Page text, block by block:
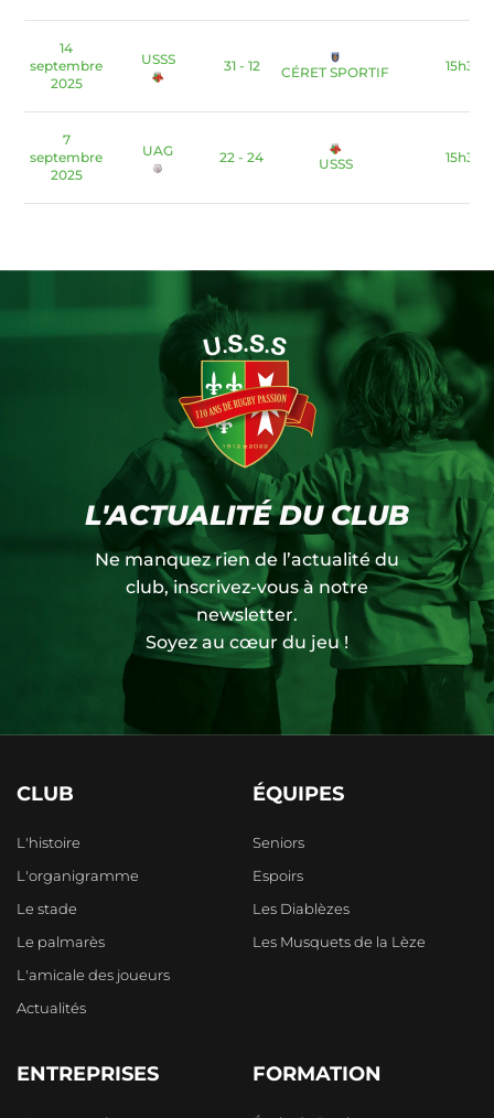
14
septembre
2025
USSS 31 - 12 CÉRET SPORTIF 15h30
7
septembre
2025
UAG 22 - 24 USSS 15h30
L'ACTUALITÉ DU CLUB
Ne manquez rien de l’actualité du
club, inscrivez-vous à notre
newsletter.
Soyez au cœur du jeu !
CLUB
L'histoire
L'organigramme
Le stade
Le palmarès
L'amicale des joueurs
Actualités
ÉQUIPES
Seniors
Espoirs
Les Diablèzes
Les Musquets de la Lèze
ENTREPRISES FORMATION